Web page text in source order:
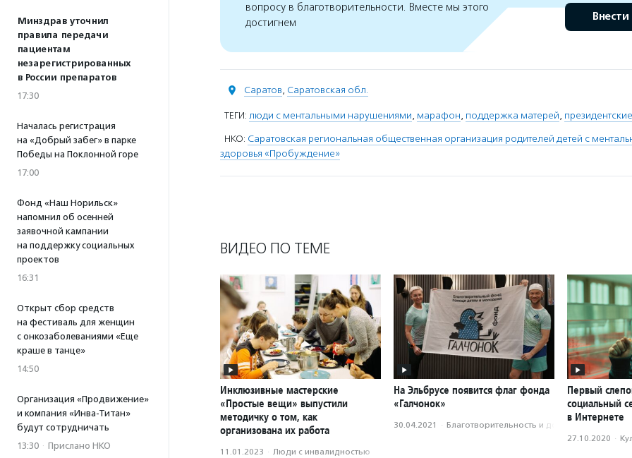
Минздрав уточнил
правила передачи
пациентам
незарегистрированных
в России препаратов
17:30
Началась регистрация
на «Добрый забег» в парке
Победы на Поклонной горе
17:00
Фонд «Наш Норильск»
напомнил об осенней
заявочной кампании
на поддержку социальных
проектов
16:31
Открыт сбор средств
на фестиваль для женщин
с онкозаболеваниями «Еще
краше в танце»
14:50
Организация «Продвижение»
и компания «Инва-Титан»
будут сотрудничать
13:30 · Прислано НКО
вопросу в благотворительности. Вместе мы этого
достигнем
Внести
Саратов, Саратовская обл.
ТЕГИ: люди с ментальными нарушениями, марафон, поддержка матерей,
НКО: Саратовская региональная общественная организация родителей детей с
здоровья «Пробуждение»
ВИДЕО ПО ТЕМЕ
Инклюзивные мастерские
«Простые вещи» выпустили
методичку о том, как
организована их работа
11.01.2023 · Люди с инвалидностью
На Эльбрусе появится флаг фонда
«Галчонок»
30.04.2021 · Благотвори­тель­ность и доброволь­чест­во
Первый
социальный
в Интернете
27.10.2020 ·